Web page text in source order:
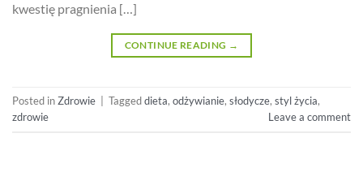
kwestię pragnienia […]
CONTINUE READING →
Posted inZdrowie Taggeddieta, odżywianie, słodycze, styl życia,
zdrowie
Leave a comment